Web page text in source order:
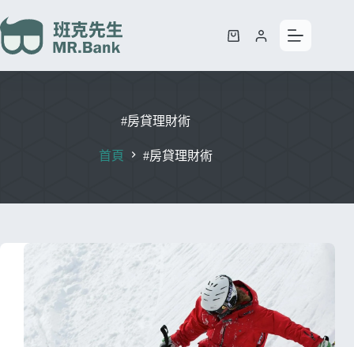
#房貸理財術
首頁 #房貸理財術